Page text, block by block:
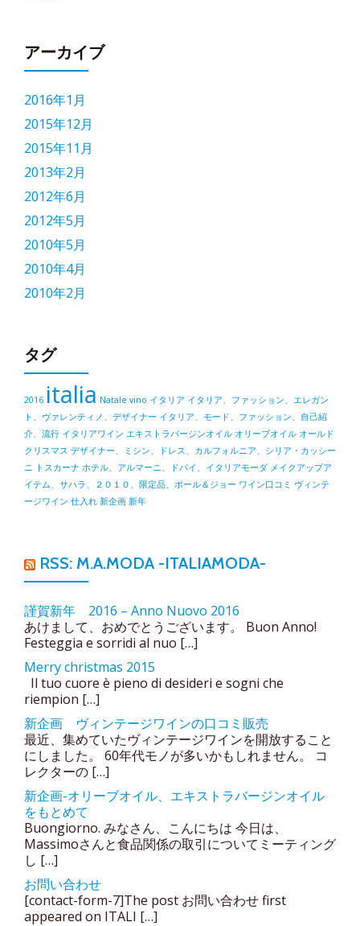
アーカイブ
2016年1月
2015年12月
2015年11月
2013年2月
2012年6月
2012年5月
2010年5月
2010年4月
2010年2月
タグ
2016 italia Natale vino イタリア イタリア、ファッション、エレガン
ト、ヴァレンティノ、デザイナー イタリア、モード、ファッション、自己紹
介、流行 イタリアワイン エキストラバージンオイル オリーブオイル オールド
クリスマス デザイナー、ミシン、ドレス、カルフォルニア、シリア・カッシー
ニ トスカーナ ホテル、アルマーニ、ドバイ、イタリアモーダ メイクアップア
イテム、サハラ、２０１０、限定品、ポール＆ジョー ワイン口コミ ヴィンテ
ージワイン 仕入れ 新企画 新年
RSS: M.A.MODA -ITALIAMODA-
謹賀新年 2016 – Anno Nuovo 2016
あけまして、おめでとうございます。 Buon Anno!
Festeggia e sorridi al nuo […]
Merry christmas 2015
Il tuo cuore è pieno di desideri e sogni che
riempion […]
新企画 ヴィンテージワインの口コミ販売
最近、集めていたヴィンテージワインを開放すること
にしました。 60年代モノが多いかもしれません。 コ
レクターの […]
新企画-オリーブオイル、エキストラバージンオイル
をもとめて
Buongiorno. みなさん、こんにちは 今日は、
Massimoさんと食品関係の取引についてミーティング
し […]
お問い合わせ
[contact-form-7]The post お問い合わせ first
appeared on ITALI […]